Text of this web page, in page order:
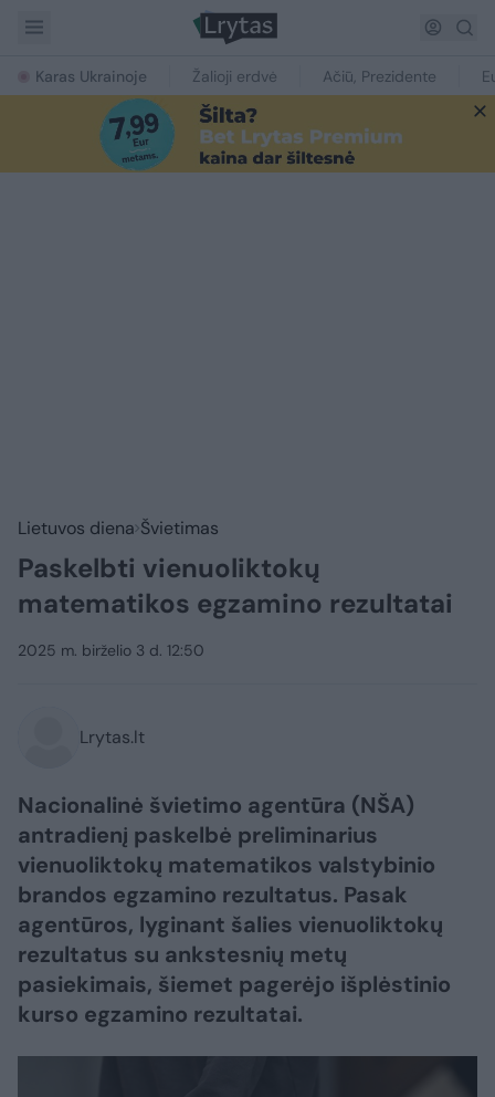
Karas Ukrainoje Žalioji erdvė Ačiū, Prezidente
Lietuvos diena Švietimas
Paskelbti vienuoliktokų
matematikos egzamino rezultatai
2025 m. birželio 3 d. 12:50
Lrytas.lt
Nacionalinė švietimo agentūra (NŠA)
antradienį paskelbė preliminarius
vienuoliktokų matematikos valstybinio
brandos egzamino rezultatus. Pasak
agentūros, lyginant šalies vienuoliktokų
rezultatus su ankstesnių metų
pasiekimais, šiemet pagerėjo išplėstinio
kurso egzamino rezultatai.